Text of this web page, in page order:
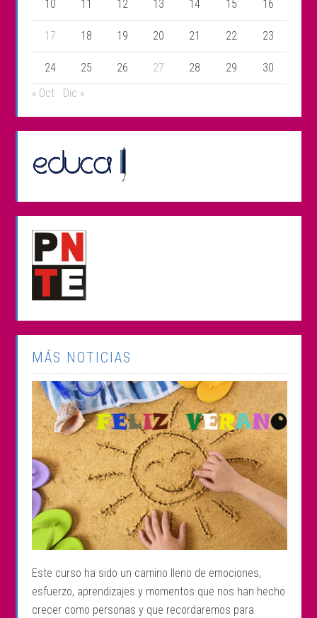
10 11 12 13 14 15 16
17 18 19 20 21 22 23
24 25 26 27 28 29
30
« Oct
Dic »
MÁS NOTICIAS
Este curso ha sido un camino lleno de emociones,
esfuerzo, aprendizajes y momentos que nos han hecho
crecer como personas y que recordaremos para